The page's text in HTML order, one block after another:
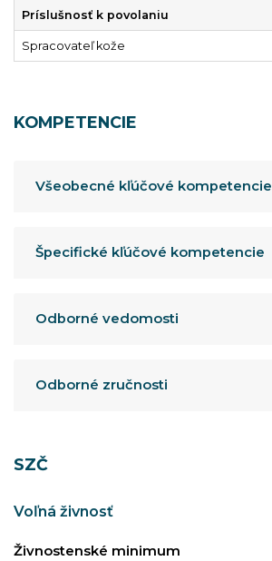
Príslušnosť k povolaniu
Spracovateľ kože
KOMPETENCIE
Všeobecné kľúčové kompetencie
Špecifické kľúčové kompetencie
Odborné vedomosti
Odborné zručnosti
SZČ
Voľná živnosť
Živnostenské minimum